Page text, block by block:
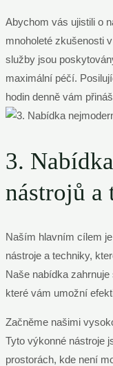
Abychom vás ujistili o
mnoholeté zkušenosti
služby jsou
maximální péčí.
hodin denně vám
3.
nástrojů a
Naším hlavním cílem
nástroje a techniky,
Naše nabídka
které vám umožní
Začněme našimi
Tyto výkonné nástroje
prostorách, kde není